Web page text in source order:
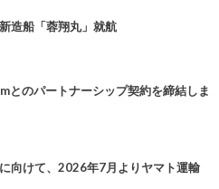
造船「蓉翔丸」就航
とのパートナーシップ契約を締結しま
向けて、2026年7月よりヤマト運輸